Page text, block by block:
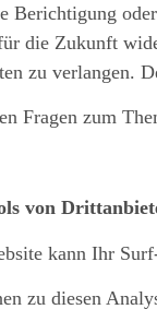
Berichtigung
die Zukunft
zu verlangen.
Fragen zum
von
kann Ihr
zu diesen